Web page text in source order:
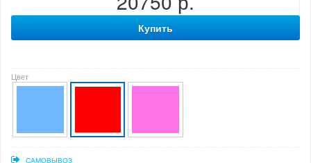
Купить
Цвет
САМОВЫВОЗ